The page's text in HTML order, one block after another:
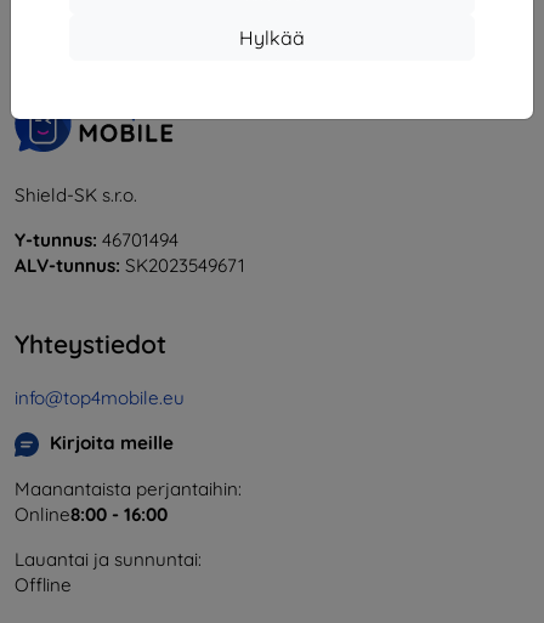
Hylkää
Shield-SK s.r.o.
Y-tunnus: 46701494
ALV-tunnus: SK2023549671
Yhteystiedot
info@top4mobile.eu
Kirjoita meille
Maanantaista perjantaihin:
Online8:00 - 16:00
Lauantai ja sunnuntai:
Offline